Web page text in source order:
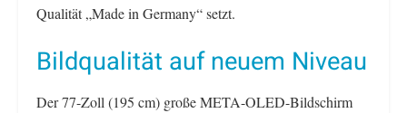
Qualität „Made in Germany“ setzt.
Bildqualität auf neuem Niveau
Der 77-Zoll (195 cm) große META-OLED-Bildschirm